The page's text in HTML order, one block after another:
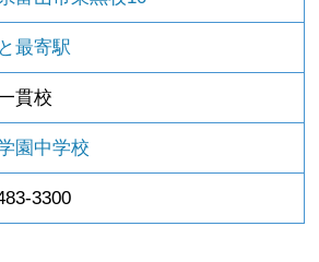
最寄駅
貫校
園中学校
3300